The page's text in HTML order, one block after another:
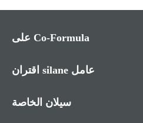
على Co-Formula
اقتران silane عامل
سيلان الخاصة